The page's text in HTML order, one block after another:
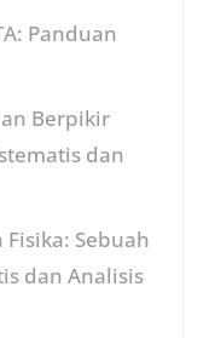
Panduan
Berpikir
dan
Sebuah
dan Analisis